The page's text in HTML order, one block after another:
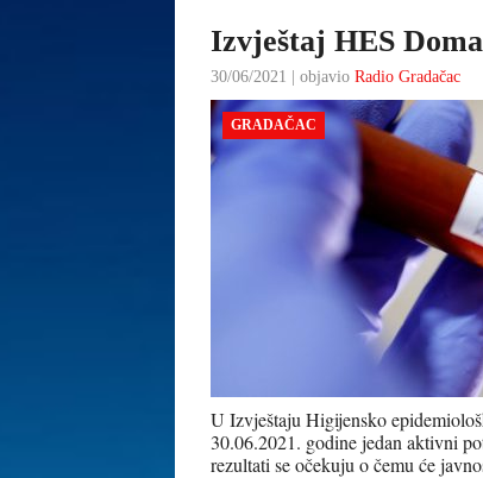
Izvještaj HES
30/06/2021 | objavio Radio Gradačac
GRADAČAC
U Izvještaju Higijensko
30.06.2021. godine jedan aktivni
rezultati se očekuju o čemu će